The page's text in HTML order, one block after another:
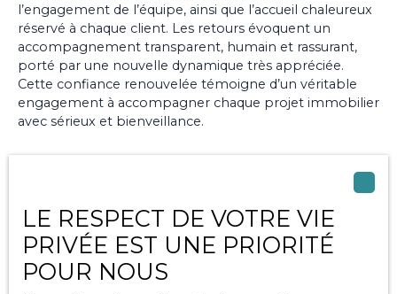
l’engagement de l’équipe, ainsi que l’accueil chaleureux
réservé à chaque client. Les retours évoquent un
accompagnement transparent, humain et rassurant,
porté par une nouvelle dynamique très appréciée.
Cette confiance renouvelée témoigne d’un véritable
engagement à accompagner chaque projet immobilier
avec sérieux et bienveillance.
locative maîtrisée pour
investir sereinement
LE RESPECT DE VOTRE VIE
PRIVÉE EST UNE PRIORITÉ
POUR NOUS